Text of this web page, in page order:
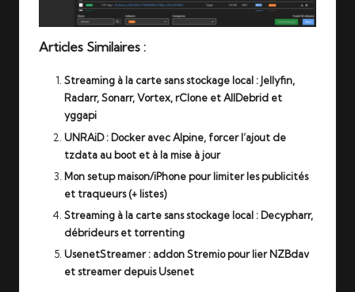
Articles Similaires :
Streaming à la carte sans stockage local : Jellyfin,
Radarr, Sonarr, Vortex, rClone et AllDebrid et
yggapi
UNRAiD : Docker avec Alpine, forcer l’ajout de
tzdata au boot et à la mise à jour
Mon setup maison/iPhone pour limiter les publicités
et traqueurs (+ listes)
Streaming à la carte sans stockage local : Decypharr,
débrideurs et torrenting
UsenetStreamer : addon Stremio pour lier NZBdav
et streamer depuis Usenet